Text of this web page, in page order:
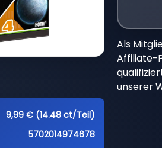
9,99 € (14.48 ct/Teil)
5702014974678
Als
Affiliate-
unserer